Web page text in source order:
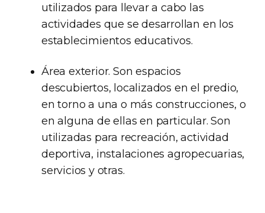
utilizados para llevar a cabo las
actividades que se desarrollan en los
establecimientos educativos.
Área exterior. Son espacios
descubiertos, localizados en el predio,
en torno a una o más construcciones, o
en alguna de ellas en particular. Son
utilizadas para recreación, actividad
deportiva, instalaciones agropecuarias,
servicios y otras.